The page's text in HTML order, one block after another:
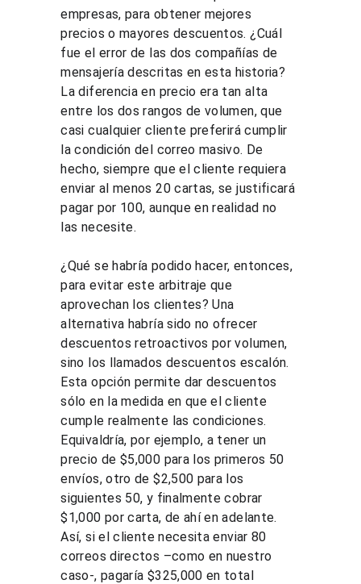
empresas, para obtener mejores
precios o mayores descuentos. ¿Cuál
fue el error de las dos compañías de
mensajería descritas en esta historia?
La diferencia en precio era tan alta
entre los dos rangos de volumen, que
casi cualquier cliente preferirá cumplir
la condición del correo masivo. De
hecho, siempre que el cliente requiera
enviar al menos 20 cartas, se justificará
pagar por 100, aunque en realidad no
las necesite.
¿Qué se habría podido hacer, entonces,
para evitar este arbitraje que
aprovechan los clientes? Una
alternativa habría sido no ofrecer
descuentos retroactivos por volumen,
sino los llamados descuentos escalón.
Esta opción permite dar descuentos
sólo en la medida en que el cliente
cumple realmente las condiciones.
Equivaldría, por ejemplo, a tener un
precio de $5,000 para los primeros 50
envíos, otro de $2,500 para los
siguientes 50, y finalmente cobrar
$1,000 por carta, de ahí en adelante.
Así, si el cliente necesita enviar 80
correos directos –como en nuestro
caso-, pagaría $325,000 en total